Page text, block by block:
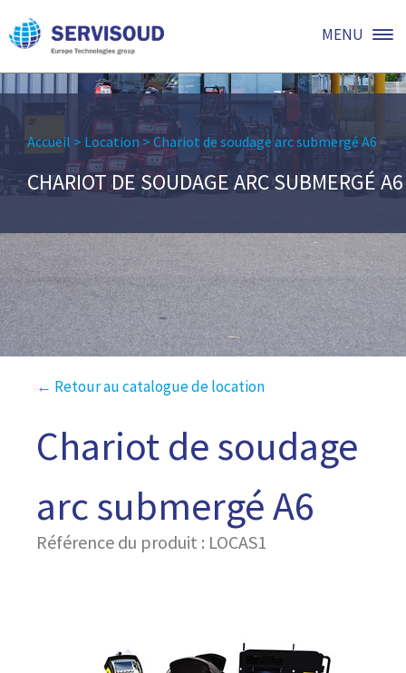
MENU
Accueil > Location> Chariot de soudage arc submergé A6
CHARIOT DE SOUDAGE ARC SUBMERGÉ A6
← Retour au catalogue de location
Chariot de soudage
arc submergé A6
Référence du produit : LOCAS1